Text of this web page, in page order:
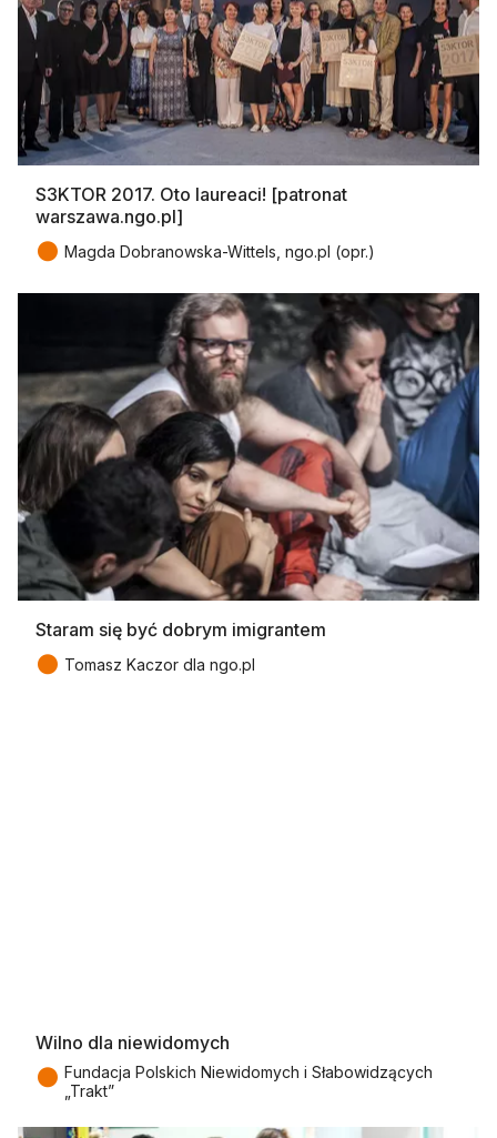
S3KTOR 2017. Oto laureaci! [patronat
warszawa.ngo.pl]
● Magda Dobranowska-Wittels, ngo.pl (opr.)
Staram się być dobrym imigrantem
● Tomasz Kaczor dla ngo.pl
Wilno dla niewidomych
● Fundacja Polskich Niewidomych i Słabowidzących
„Trakt”